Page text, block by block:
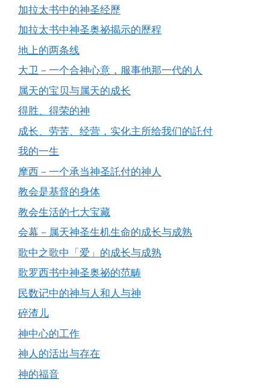
加拉太书中的神圣经歷
加拉太书中神圣奥祕揭示的歷程
地上的两条线
大卫－一个合神心意，服事他那一代的人
属天的宝贝与属天的成长
得胜、得荣的神
成长、劳苦、经营，实化主所给我们的託付
我的一生
摩西－一个承当神圣託付的神人
教会是基督的身体
教会生活的七大宝藏
会幕－属天神圣生机生命的成长与成熟
歌中之歌中「爱」的成长与成熟
歌罗西书中神圣奥祕的范畴
民数记中的神与人和人与神
碎渣儿
神中心的工作
神人的活出与存在
神的福音